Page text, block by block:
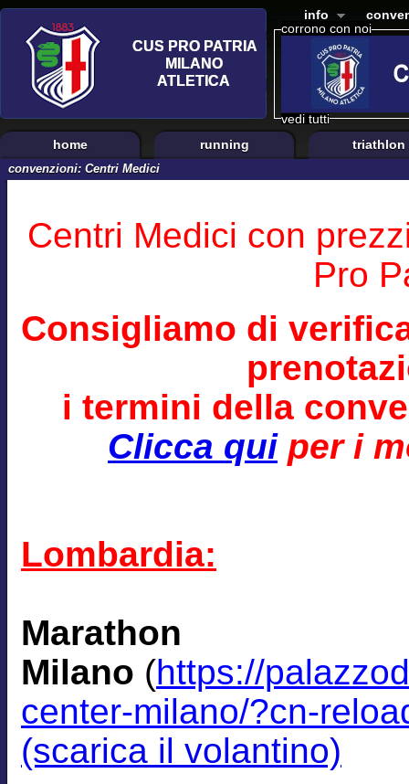
corrono con noi
vedi tutti
info
home running triathlon
convenzioni: Centri Medici
Centri Medici con
Pro
Consigliamo di
i termini della
Clicca quiper i
Lombardia:
Milano (https://
center-milano/?cn-
(scarica il volantino)